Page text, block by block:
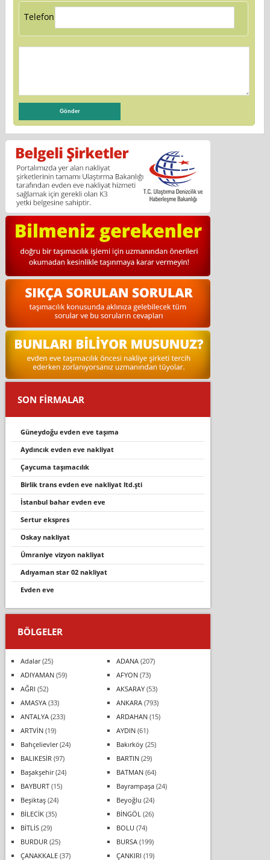
Telefon:
SON FİRMALAR
güneydoğu evden eve taşıma
aydıncık evden eve nakliyat
çaycuma taşimacilik
bi̇rli̇k trans evden eve nakli̇yat ltd.şti̇
i̇stanbul bahar evden eve
sertur ekspres
oskay nakliyat
ümraniye vizyon nakliyat
adıyaman star 02 nakliyat
evden eve
BÖLGELER
Adalar(25) ADANA(207)
ADIYAMAN(59) AFYON(73)
AĞRI (52) AKSARAY(53)
AMASYA(33) ANKARA(793)
ANTALYA(233) ARDAHAN(15)
ARTVİN(19) AYDIN(61)
Bahçelievler(24) Bakırköy(25)
BALIKESİR (97) BARTIN(29)
Başakşehir(24) BATMAN(64)
BAYBURT(15) Bayrampaşa(24)
Beşiktaş(24) Beyoğlu (24)
BİLECİK(35) BİNGÖL (26)
BİTLİS(29) BOLU (74)
BURDUR (25) BURSA(199)
ÇANAKKALE(37) ÇANKIRI (19)